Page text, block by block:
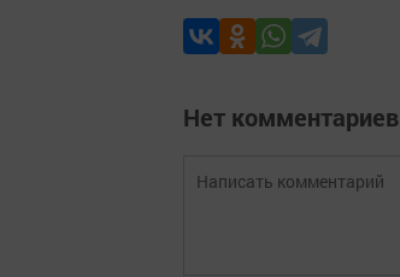
Нет комментариев